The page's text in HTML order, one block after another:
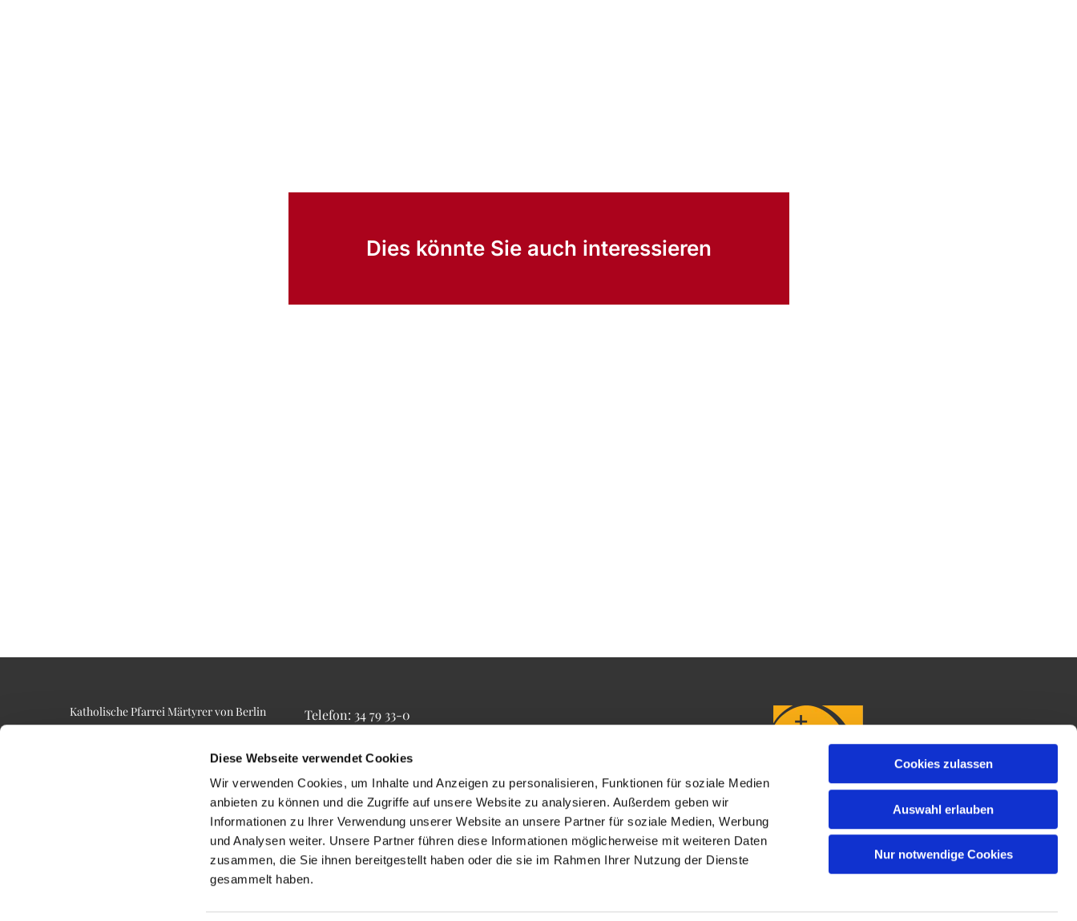
Diese Webseite verwendet Cookies
Wir verwenden Cookies, um Inhalte und Anzeigen zu personalisieren, Funktionen für soziale Medien
anbieten zu können und die Zugriffe auf unsere Website zu analysieren. Außerdem geben wir
Informationen zu Ihrer Verwendung unserer Website an unsere Partner für soziale Medien, Werbung
und Analysen weiter. Unsere Partner führen diese Informationen möglicherweise mit weiteren Daten
zusammen, die Sie ihnen bereitgestellt haben oder die sie im Rahmen Ihrer Nutzung der Dienste
gesammelt haben.
Cookies zulassen
Auswahl erlauben
Nur notwendige Cookies
Dies könnte Sie auch interessieren
Katholische Pfarrei Märtyrer von Berlin
Alt-Lietzow 23
Telefon: 34 79 33-0
Email: pfarrbuero@maertyrer-von-berlin.de
Impressum ChurchDesk-Login